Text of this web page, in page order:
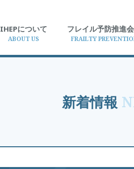
IHEPについて
ABOUT US
フレイル予防推進
FRAILTY
新着情報